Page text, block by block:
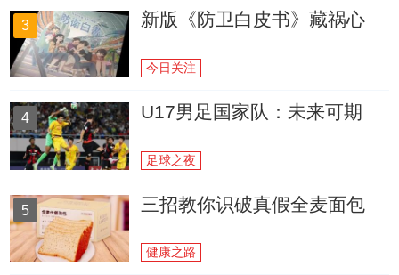
3 新版《防卫白皮书》藏祸心
今日关注
4 U17男足国家队：未来可期
足球之夜
5 三招教你识破真假全麦面包
健康之路